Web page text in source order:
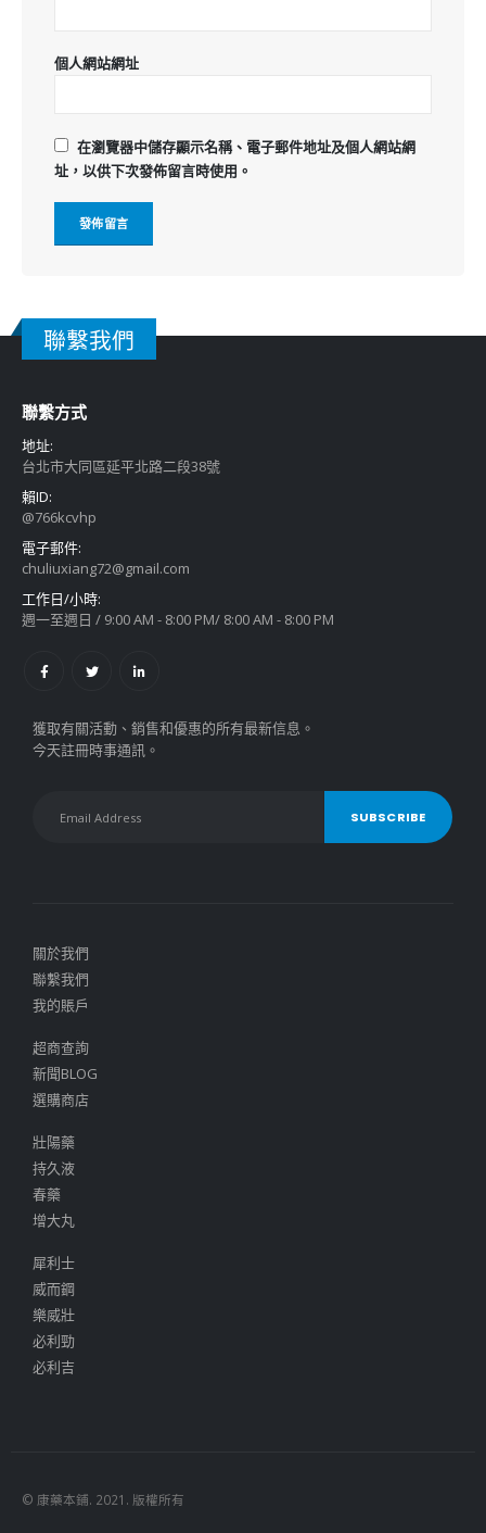
個人網站網址
在瀏覽器中儲存顯示名稱、電子郵件地址及個人網站網
址，以供下次發佈留言時使用。
聯繫我們
聯繫方式
地址:
台北市大同區延平北路二段38號
賴ID:
@766kcvhp
電子郵件:
chuliuxiang72@gmail.com
工作日/小時:
週一至週日 / 9:00 AM - 8:00 PM/ 8:00 AM - 8:00 PM
獲取有關活動、銷售和優惠的所有最新信息。
今天註冊時事通訊。
關於我們
聯繫我們
我的賬戶
超商查詢
新聞BLOG
選購商店
壯陽藥
持久液
春藥
增大丸
犀利士
威而鋼
樂威壯
必利勁
必利吉
© 康藥本鋪. 2021. 版權所有